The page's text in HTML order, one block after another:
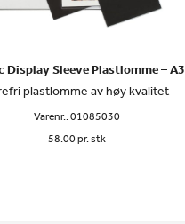
Display Sleeve Plastlomme – A3
plastlomme av høy kvalitet
Varenr.:01085030
58.00 pr. stk